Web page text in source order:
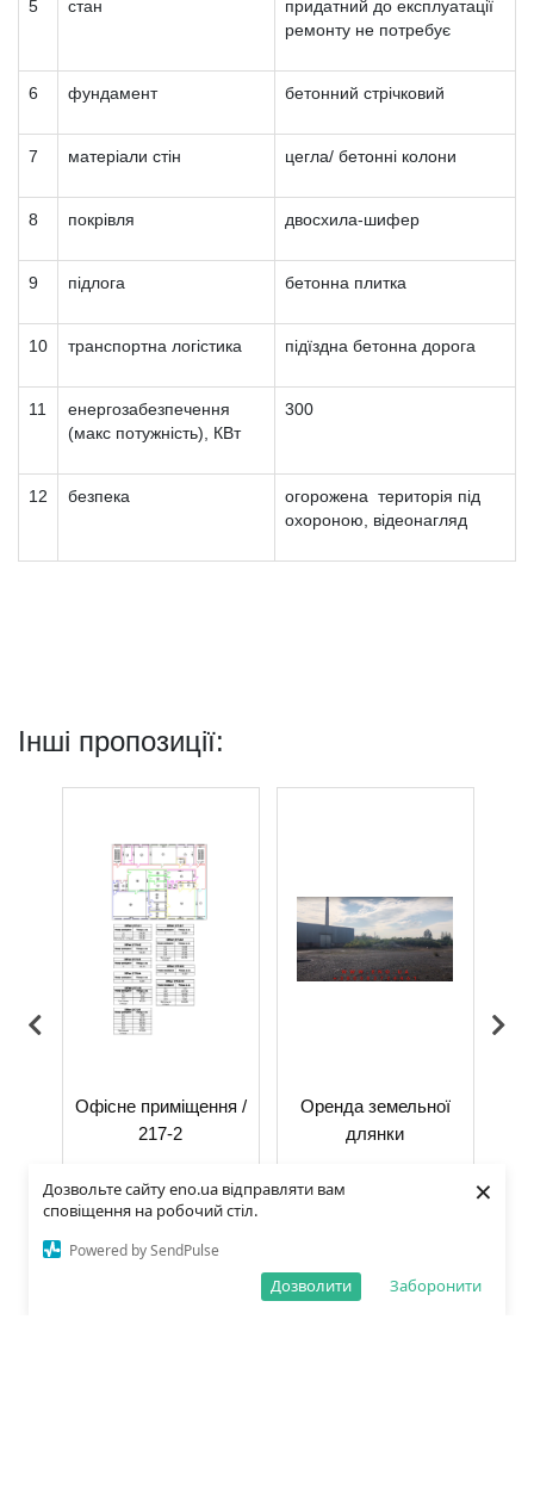
Дозвольте сайту eno.ua відправляти вам
сповіщення на робочий стіл.
Powered by SendPulse
Заборонити
Дозволити
×
5 стан
придатний до експлуатації
ремонту не потребує
6 фундамент бетонний стрічковий
7 матеріали стін цегла/ бетонні колони
8 покрівля двосхила-шифер
9 підлога бетонна плитка
10 транспортна логістика підїздна бетонна дорога
11
енергозабезпечення
(макс потужність), КВт
300
12 безпека
огорожена територія під
охороною, відеонагляд
Інші пропозиції:
Офісне приміщення /
217-2
Оренда земельної
длянки